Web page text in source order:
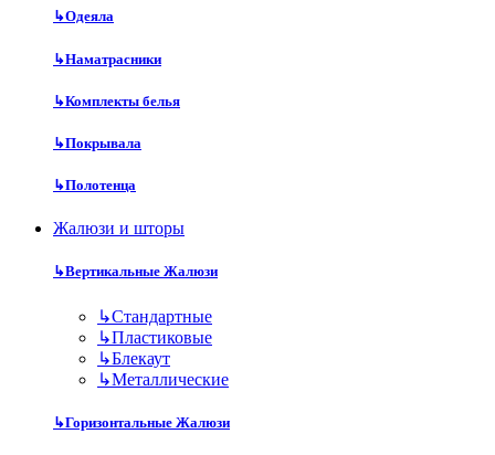
↳Одеяла
↳Наматрасники
↳Комплекты белья
↳Покрывала
↳Полотенца
Жалюзи и шторы
↳Вертикальные Жалюзи
↳Стандартные
↳Пластиковые
↳Блекаут
↳Металлические
↳Горизонтальные Жалюзи